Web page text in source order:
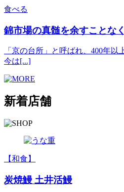
食べる
錦市場の真髄を余すことな
「京の台所」と呼ばれ、400年
今は[...]
新着店舗
【和食】
炭焼鰻 土井活鰻